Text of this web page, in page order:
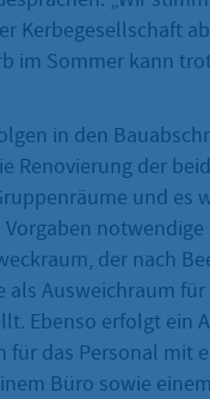
Kerbegesellschaft
im Sommer kann
in den
Renovierung der
und es
der nach
als Ausweichraum für
Ebenso erfolgt ein
für das Personal mit
Büro sowie